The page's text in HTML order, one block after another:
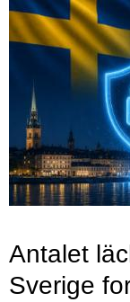
Antalet
Sverige